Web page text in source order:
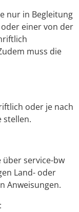
nur in Begleitung
einer von der
muss die
oder je nach
stellen.
über service-bw
Land- oder
Anweisungen.